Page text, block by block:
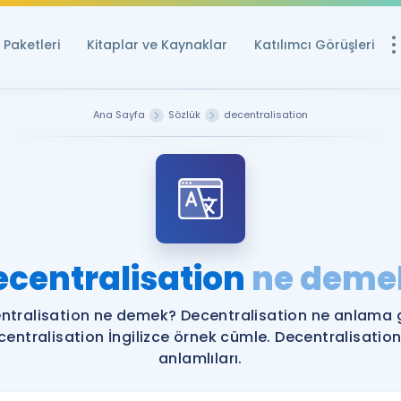
Paketleri Kitaplar ve Kaynaklar Katılımcı Görüşleri
Ücretsiz
YDS ve YÖKDİL
YDS ve YÖKDİL
YDS ve YÖKDİL'e
Ana Sayfa Sözlük decentralisation
ne
ne demek? Decentralisation ne anlama
İngilizce örnek cümle.
anlamlıları.